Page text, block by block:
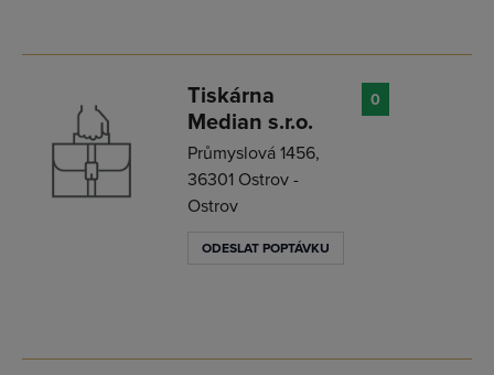
Tiskárna
Median s.r.o.
Průmyslová 1456,
36301 Ostrov -
Ostrov
ODESLAT POPTÁVKU
0